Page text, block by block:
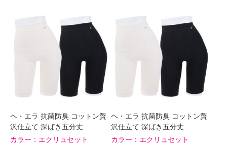
ヘ・エラ 抗菌防臭 コットン贅
沢仕立て 深ばき五分丈…
カラー： エクリュセット
ヘ・エラ 抗菌防臭 コットン贅
沢仕立て 深ばき五分丈…
カラー： エクリュセット